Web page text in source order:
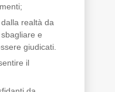
realtà da
e
giudicati.
il